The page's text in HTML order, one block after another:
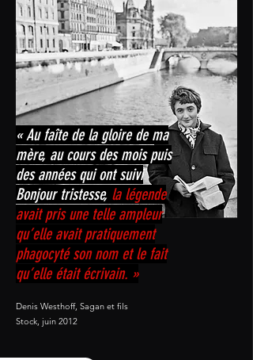
« Au faîte de la gloire de ma
mère, au cours des mois puis
des années qui ont suivi
Bonjour tristesse, la légende
avait pris une telle ampleur
qu’elle avait pratiquement
phagocyté son nom et le fait
qu’elle était écrivain. »
Denis Westhoff, Sagan et fils
Stock, juin 2012